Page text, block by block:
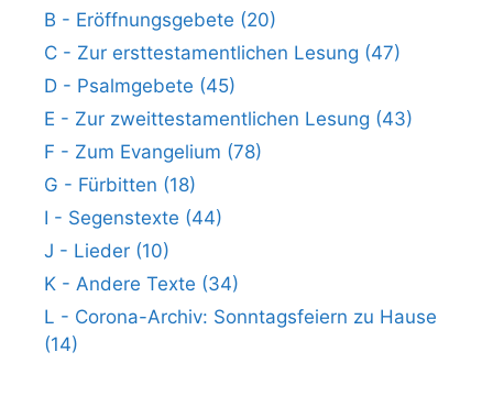
B - Eröffnungsgebete (20)
C - Zur ersttestamentlichen Lesung (47)
D - Psalmgebete (45)
E - Zur zweittestamentlichen Lesung (43)
F - Zum Evangelium (78)
G - Fürbitten (18)
I - Segenstexte (44)
J - Lieder (10)
K - Andere Texte (34)
L - Corona-Archiv: Sonntagsfeiern zu Hause
(14)